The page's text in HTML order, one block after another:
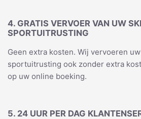
4. GRATIS VERVOER VAN UW
SPORTUITRUSTING
Geen extra kosten. Wij vervoeren
sportuitrusting ook zonder extra
op uw online boeking.
5. 24 UUR PER DAG